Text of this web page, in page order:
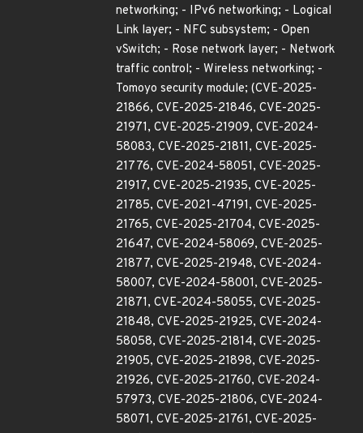
networking; - IPv6 networking; - Logical
Link layer; - NFC subsystem; - Open
vSwitch; - Rose network layer; - Network
traffic control; - Wireless networking; -
Tomoyo security module; (CVE-2025-
21866, CVE-2025-21846, CVE-2025-
21971, CVE-2025-21909, CVE-2024-
58083, CVE-2025-21811, CVE-2025-
21776, CVE-2024-58051, CVE-2025-
21917, CVE-2025-21935, CVE-2025-
21785, CVE-2021-47191, CVE-2025-
21765, CVE-2025-21704, CVE-2025-
21647, CVE-2024-58069, CVE-2025-
21877, CVE-2025-21948, CVE-2024-
58007, CVE-2024-58001, CVE-2025-
21871, CVE-2024-58055, CVE-2025-
21848, CVE-2025-21925, CVE-2024-
58058, CVE-2025-21814, CVE-2025-
21905, CVE-2025-21898, CVE-2025-
21926, CVE-2025-21760, CVE-2024-
57973, CVE-2025-21806, CVE-2024-
58071, CVE-2025-21761, CVE-2025-